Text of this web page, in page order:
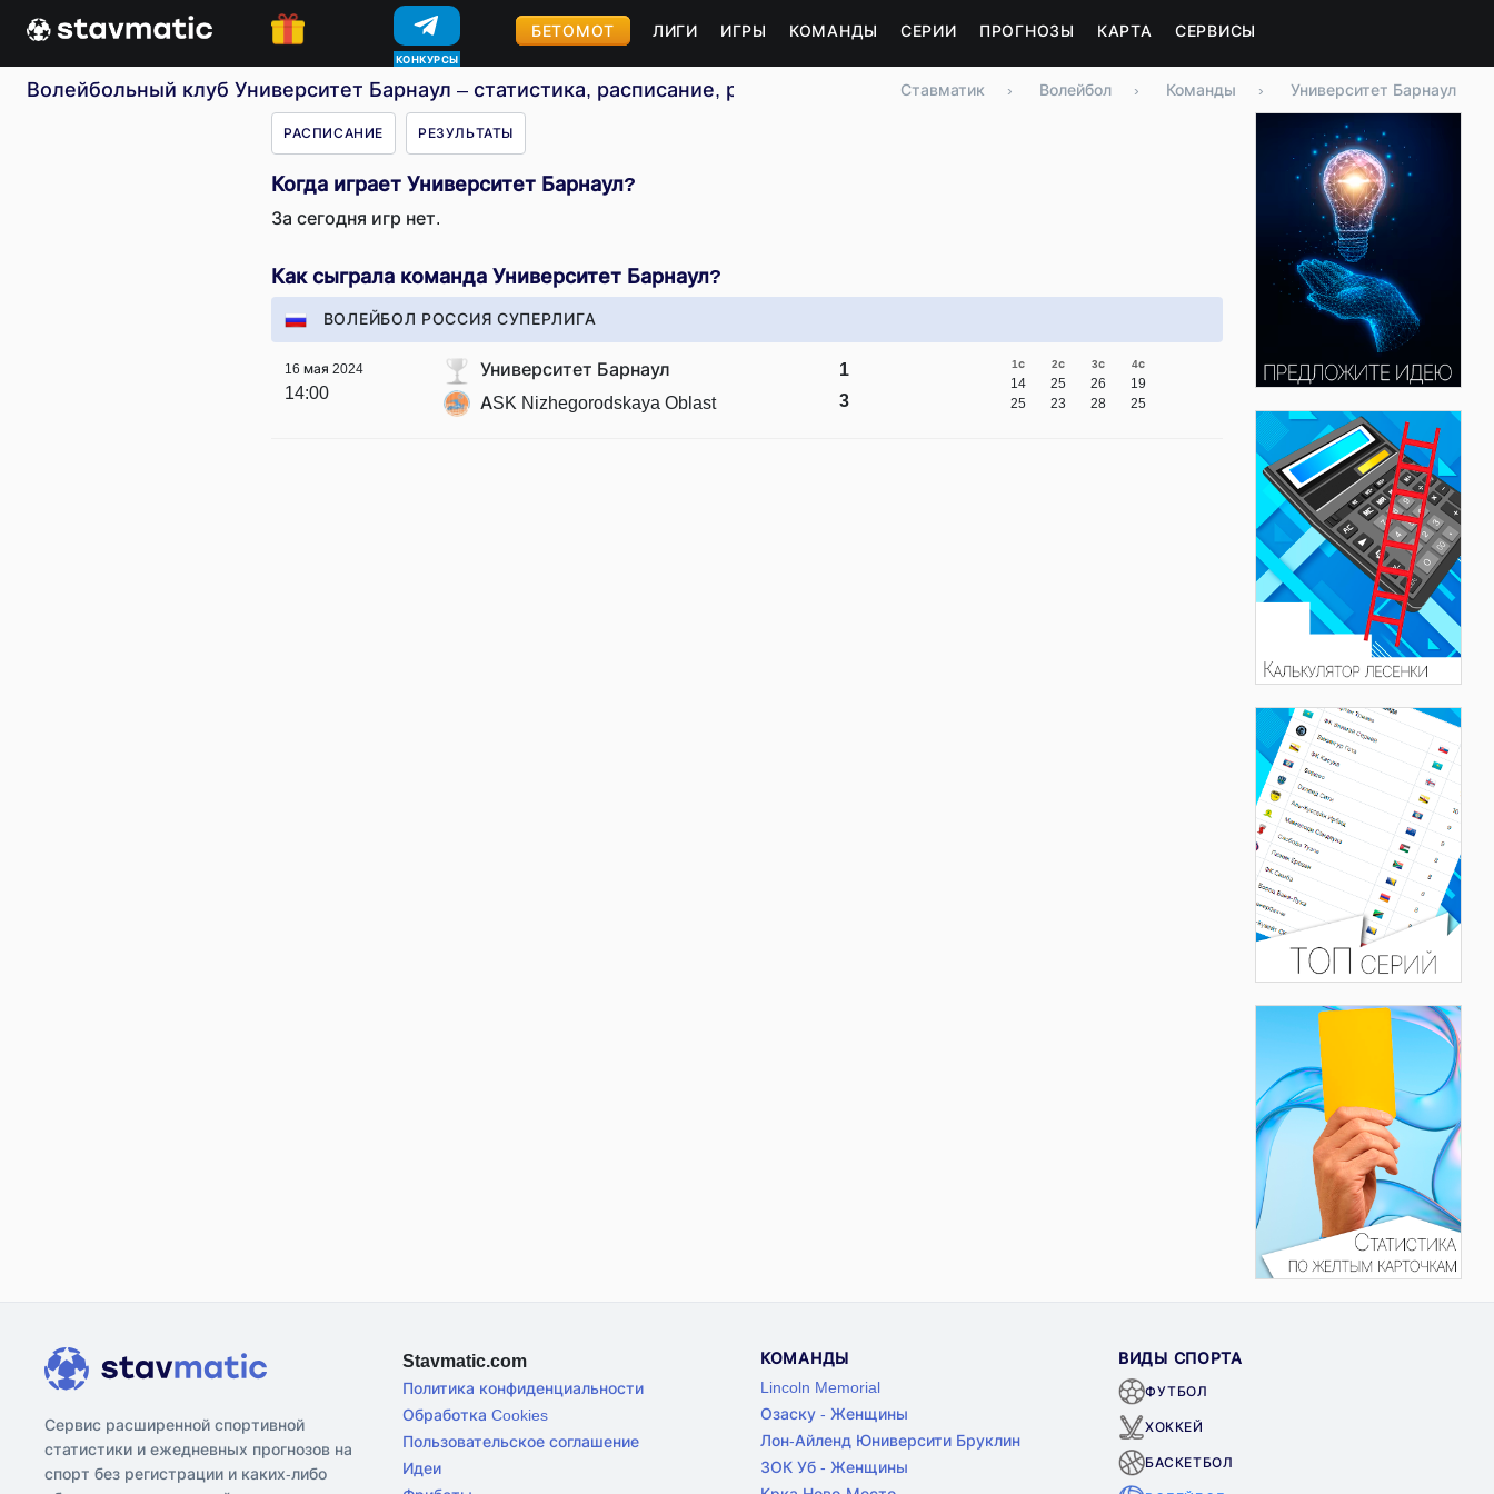
КОНКУРСЫ
БЕТОМОТ ЛИГИ ИГРЫ КОМАНДЫ СЕРИИ ПРОГНОЗЫ КАРТА СЕРВИСЫ
Волейбольный клуб Университет Барнаул – статистика, расписание, результаты Ставматик › Волейбол › Команды › Университет Барнаул
РАСПИСАНИЕ РЕЗУЛЬТАТЫ
Когда играет Университет Барнаул?
За сегодня игр нет.
Как сыграла команда Университет Барнаул?
ВОЛЕЙБОЛ РОССИЯ СУПЕРЛИГА
16 мая 2024
14:00
Университет Барнаул
ASK Nizhegorodskaya Oblast
1
3
1с
14
25
2с
25
23
3с
26
28
4с
19
25
Сервис расширенной спортивной
статистики и ежедневных прогнозов на
спорт без регистрации и каких-либо
Stavmatic.com
Политика конфиденциальности
Обработка Cookies
Пользовательское соглашение
Идеи
КОМАНДЫ
Lincoln Memorial
Озаску - Женщины
Лон-Айленд Юниверсити Бруклин
ЗОК Уб - Женщины
ВИДЫ СПОРТА
ФУТБОЛ
ХОККЕЙ
БАСКЕТБОЛ